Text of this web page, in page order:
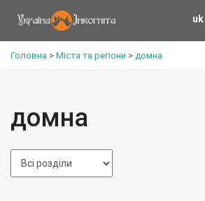
uk
Головна > Міста та регіони > домна
домна